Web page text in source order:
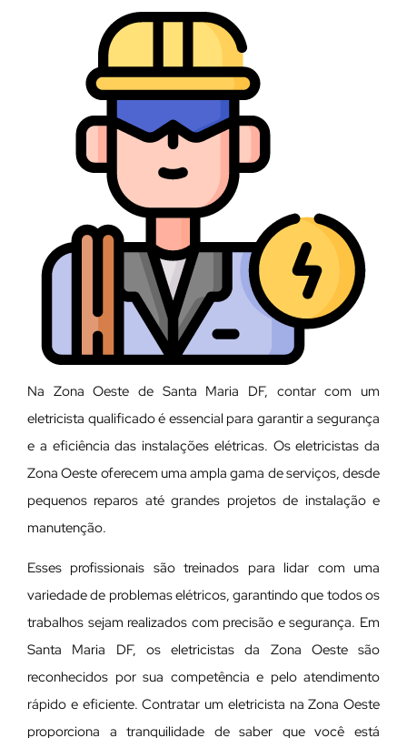
Na Zona Oeste de Santa Maria DF, contar com um
eletricista qualificado é essencial para garantir a segurança
e a eficiência das instalações elétricas. Os eletricistas da
Zona Oeste oferecem uma ampla gama de serviços, desde
pequenos reparos até grandes projetos de instalação e
manutenção.
Esses profissionais são treinados para lidar com uma
variedade de problemas elétricos, garantindo que todos os
trabalhos sejam realizados com precisão e segurança. Em
Santa Maria DF, os eletricistas da Zona Oeste são
reconhecidos por sua competência e pelo atendimento
rápido e eficiente. Contratar um eletricista na Zona Oeste
proporciona a tranquilidade de saber que você está